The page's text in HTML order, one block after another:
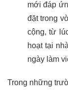
mới đáp
đặt trong
cộng, từ
hoạt tại
ngày làm
Trong những